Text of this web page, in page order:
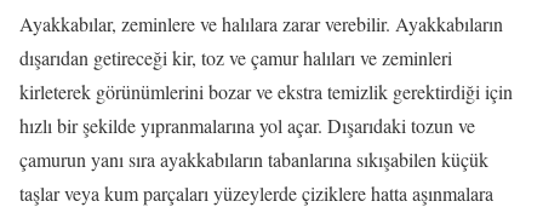
Ayakkabılar, zeminlere ve halılara zarar verebilir. Ayakkabıların
dışarıdan getireceği kir, toz ve çamur halıları ve zeminleri
kirleterek görünümlerini bozar ve ekstra temizlik gerektirdiği için
hızlı bir şekilde yıpranmalarına yol açar. Dışarıdaki tozun ve
çamurun yanı sıra ayakkabıların tabanlarına sıkışabilen küçük
taşlar veya kum parçaları yüzeylerde çiziklere hatta aşınmalara